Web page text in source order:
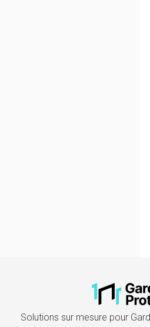
Solutions sur mesure pour